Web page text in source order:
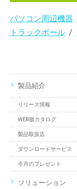
パソコン周辺機器
トラックボール
製品紹介
リリース情報
WEB版カタログ
製品取扱店
ダウンロードサービス
今月のプレゼント
ソリューション